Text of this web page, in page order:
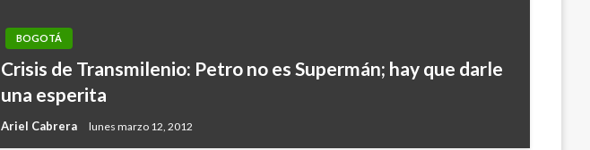
BOGOTÁ
Crisis de Transmilenio: Petro no es Supermán; hay que darle
una esperita
Ariel Cabrera lunes marzo 12, 2012